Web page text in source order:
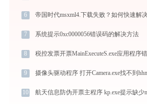
6 帝国时代msxml4.下载失败？如何快速解
7 系统提示0xc0000056错误码的解决方法
8
9
10